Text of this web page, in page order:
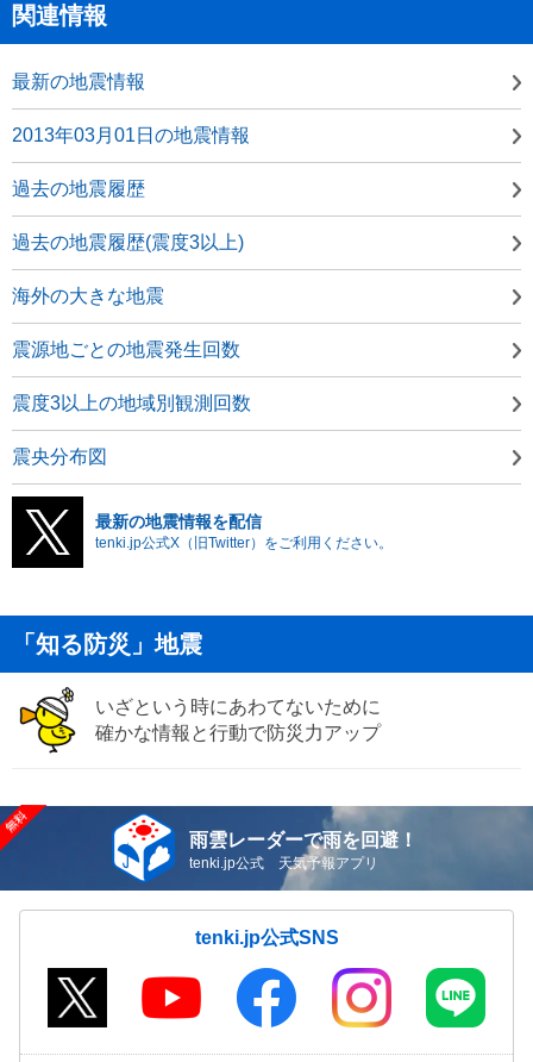
関連情報
最新の地震情報
2013年03月01日の地震情報
過去の地震履歴
過去の地震履歴(震度3以上)
海外の大きな地震
震源地ごとの地震発生回数
震度3以上の地域別観測回数
震央分布図
最新の地震情報を配信
tenki.jp公式X（旧Twitter）をご利用ください。
「知る防災」地震
いざという時にあわてないために
確かな情報と行動で防災力アップ
雨雲レーダーで雨を回避！
tenki.jp公式 天気予報アプリ
tenki.jp公式SNS